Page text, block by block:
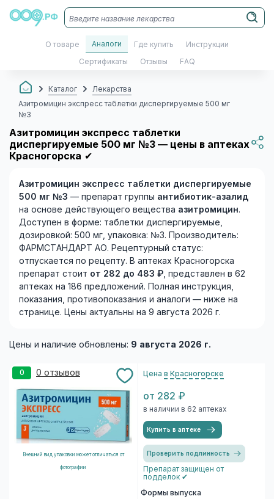
О товаре Аналоги Где купить Инструкции
Сертификаты Отзывы FAQ
Каталог
Лекарства
Азитромицин экспресс таблетки диспергируемые 500 мг
№3
Азитромицин экспресс таблетки
диспергируемые 500 мг №3 — цены в аптеках
Красногорска ✔
Азитромицин экспресс таблетки диспергируемые
500 мг №3 — препарат группы антибиотик-азалид
на основе действующего вещества азитромицин.
Доступен в форме: таблетки диспергируемые,
дозировкой: 500 мг, упаковка: №3. Производитель:
ФАРМСТАНДАРТ АО. Рецептурный статус:
отпускается по рецепту. В аптеках Красногорска
препарат стоит от 282 до 483 ₽, представлен в 62
аптеках на 186 предложений. Полная инструкция,
показания, противопоказания и аналоги — ниже на
странице. Цены актуальны на 9 августа 2026 г.
Цены и наличие обновлены: 9 августа 2026 г.
0 0 отзывов
Внешний вид упаковки может отличаться от
фотографии
Цена в Красногорске
от 282 ₽
в наличии в 62 аптеках
Купить в аптеке
Проверить подлинность
Препарат защищен от
подделок ✔
Формы выпуска